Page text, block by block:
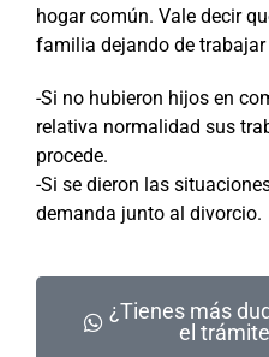
hogar común. Vale decir
familia dejando de
-Si no hubieron hijos en
relativa normalidad sus
procede.
-Si se dieron las
demanda junto al divorcio.
¿Tienes más
el